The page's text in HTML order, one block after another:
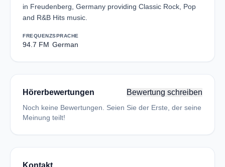
in Freudenberg, Germany providing Classic Rock, Pop
and R&B Hits music.
FREQUENZ
94.7 FM
SPRACHE
German
Hörerbewertungen Bewertung schreiben
Noch keine Bewertungen. Seien Sie der Erste, der seine
Meinung teilt!
Kontakt